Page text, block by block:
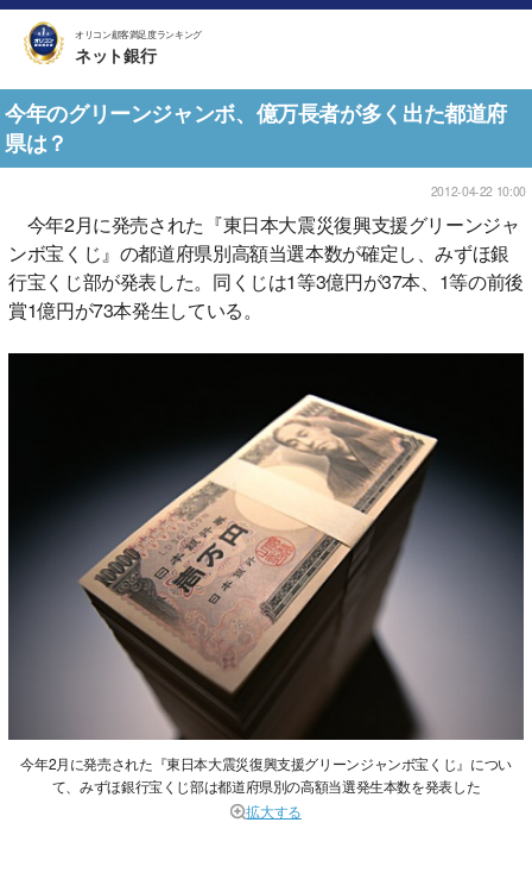
オリコン顧客満足度ランキング
ネット銀行
今年のグリーンジャンボ、億万長者が多く出た都道府
県は？
2012-04-22 10:00
今年2月に発売された『東日本大震災復興支援グリーンジャ
ンボ宝くじ』の都道府県別高額当選本数が確定し、みずほ銀
行宝くじ部が発表した。同くじは1等3億円が37本、1等の前後
賞1億円が73本発生している。
今年2月に発売された『東日本大震災復興支援グリーンジャンボ宝くじ』につい
て、みずほ銀行宝くじ部は都道府県別の高額当選発生本数を発表した
拡大する